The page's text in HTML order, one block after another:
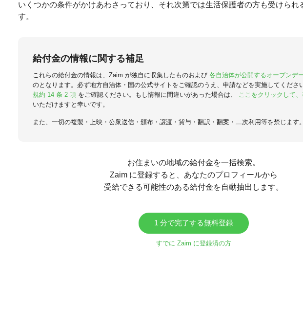
いくつかの条件がかけあわさっており、それ次第では生活保護者の方も受けられ
す。
給付金の情報に関する補足
これらの給付金の情報は、Zaim が独自に収集したものおよび 各自治体が公開するオープンデ
のとなります。必ず地方自治体・国の公式サイトをご確認のうえ、申請などを実施してくださ
規約 14 条 2 項 をご確認ください。もし情報に間違いがあった場合は、
ここをクリックして
いただけますと幸いです。
また、一切の複製・上映・公衆送信・頒布・譲渡・貸与・翻訳・翻案・二次利用等を禁じます
お住まいの地域の給付金を一括検索。
Zaim に登録すると、あなたのプロフィールから
受給できる可能性のある給付金を自動抽出します。
1 分で完了する無料登録
すでに Zaim に登録済の方